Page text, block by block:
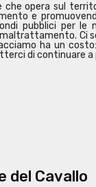
che opera sul
e
pubblici per
Ci
ha un
di continuare a
del Cavallo